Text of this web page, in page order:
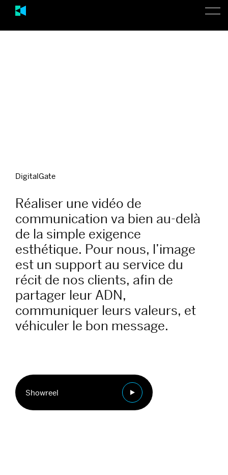
DigitalGate
Réaliser une vidéo de
communication va bien au-delà
de la simple exigence
esthétique. Pour nous, l’image
est un support au service du
récit de nos clients, afin de
partager leur ADN,
communiquer leurs valeurs, et
véhiculer le bon message.
Showreel